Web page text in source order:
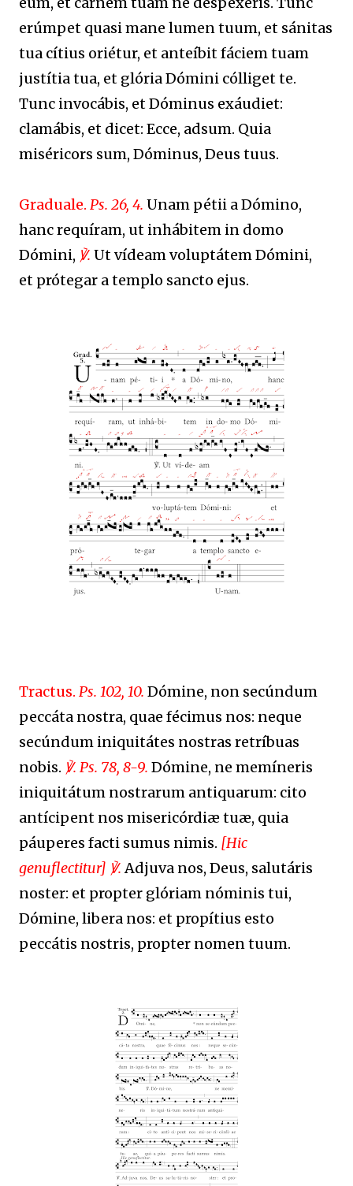
erúmpet quasi mane lumen tuum, et sánitas
tua cítius oriétur, et anteíbit fáciem tuam
justítia tua, et glória Dómini cólliget te.
Tunc invocábis, et Dóminus exáudiet:
clamábis, et dicet: Ecce, adsum. Quia
miséricors sum, Dóminus, Deus tuus.
Graduale. Ps. 26, 4. Unam pétii a Dómino,
hanc requíram, ut inhábitem in domo
Dómini, ℣. Ut vídeam voluptátem Dómini,
et prótegar a templo sancto ejus.
Tractus. Ps. 102, 10. Dómine, non secúndum
peccáta nostra, quae fécimus nos: neque
secúndum iniquitátes nostras retríbuas
nobis. ℣. Ps. 78, 8-9. Dómine, ne memíneris
iniquitátum nostrarum antiquarum: cito
antícipent nos misericórdiæ tuæ, quia
páuperes facti sumus nimis. [Hic
genuflectitur] ℣.Adjuva nos, Deus, salutáris
noster: et propter glóriam nóminis tui,
Dómine, libera nos: et propítius esto
peccátis nostris, propter nomen tuum.